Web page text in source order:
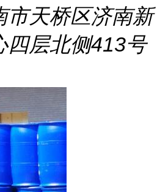
市天桥区济南新
四层北侧413号